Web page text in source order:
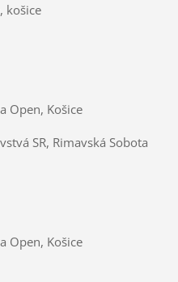
Košice
SR, Rimavská Sobota
Košice